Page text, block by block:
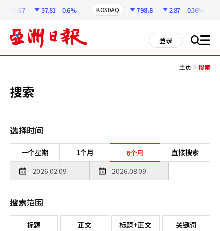
37.81 -0.6% KOSDAQ 798.8 2.87 -0.36%
登录 搜 all
主页 搜索
搜索
选择时间
一个星期 1个月 6个月 直接搜索
搜索范围
标题 正文 标题+正文 关键词